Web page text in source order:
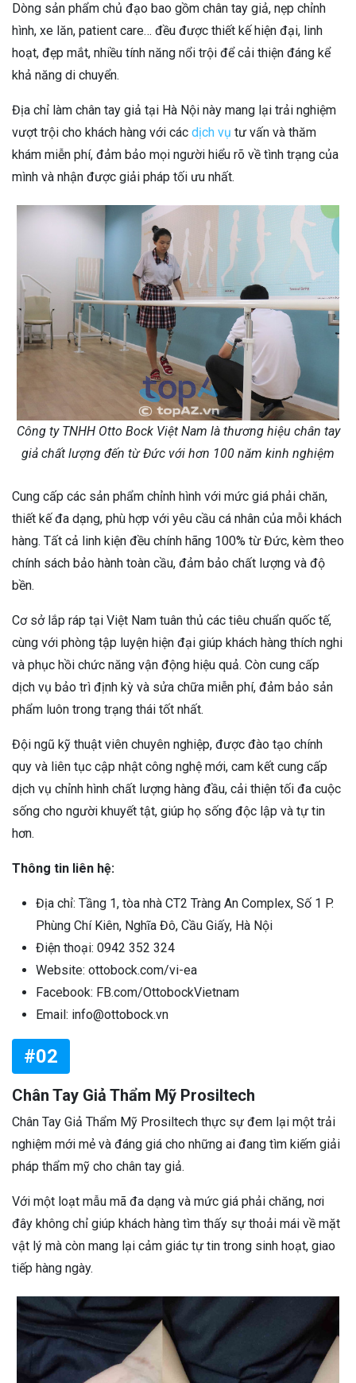
Dòng sản phẩm chủ đạo bao gồm chân tay giả, nẹp chỉnh
hình, xe lăn, patient care… đều được thiết kế hiện đại, linh
hoạt, đẹp mắt, nhiều tính năng nổi trội để cải thiện đáng kể
khả năng di chuyển.
Địa chỉ làm chân tay giả tại Hà Nội này mang lại trải nghiệm
vượt trội cho khách hàng với các dịch vụ tư vấn và thăm
khám miễn phí, đảm bảo mọi người hiểu rõ về tình trạng của
mình và nhận được giải pháp tối ưu nhất.
Công ty TNHH Otto Bock Việt Nam là thương hiệu chân tay
giả chất lượng đến từ Đức với hơn 100 năm kinh nghiệm
Cung cấp các sản phẩm chỉnh hình với mức giá phải chăn,
thiết kế đa dạng, phù hợp với yêu cầu cá nhân của mỗi khách
hàng. Tất cả linh kiện đều chính hãng 100% từ Đức, kèm theo
chính sách bảo hành toàn cầu, đảm bảo chất lượng và độ
bền.
Cơ sở lắp ráp tại Việt Nam tuân thủ các tiêu chuẩn quốc tế,
cùng với phòng tập luyện hiện đại giúp khách hàng thích nghi
và phục hồi chức năng vận động hiệu quả. Còn cung cấp
dịch vụ bảo trì định kỳ và sửa chữa miễn phí, đảm bảo sản
phẩm luôn trong trạng thái tốt nhất.
Đội ngũ kỹ thuật viên chuyên nghiệp, được đào tạo chính
quy và liên tục cập nhật công nghệ mới, cam kết cung cấp
dịch vụ chỉnh hình chất lượng hàng đầu, cải thiện tối đa cuộc
sống cho người khuyết tật, giúp họ sống độc lập và tự tin
hơn.
Thông tin liên hệ:
Địa chỉ: Tầng 1, tòa nhà CT2 Tràng An Complex, Số 1 P.
Phùng Chí Kiên, Nghĩa Đô, Cầu Giấy, Hà Nội
Điện thoại: 0942 352 324
Website: ottobock.com/vi-ea
Facebook: FB.com/OttobockVietnam
Email: info@ottobock.vn
#02
Chân Tay Giả Thẩm Mỹ Prosiltech
Chân Tay Giả Thẩm Mỹ Prosiltech thực sự đem lại một trải
nghiệm mới mẻ và đáng giá cho những ai đang tìm kiếm giải
pháp thẩm mỹ cho chân tay giả.
Với một loạt mẫu mã đa dạng và mức giá phải chăng, nơi
đây không chỉ giúp khách hàng tìm thấy sự thoải mái về mặt
vật lý mà còn mang lại cảm giác tự tin trong sinh hoạt, giao
tiếp hàng ngày.